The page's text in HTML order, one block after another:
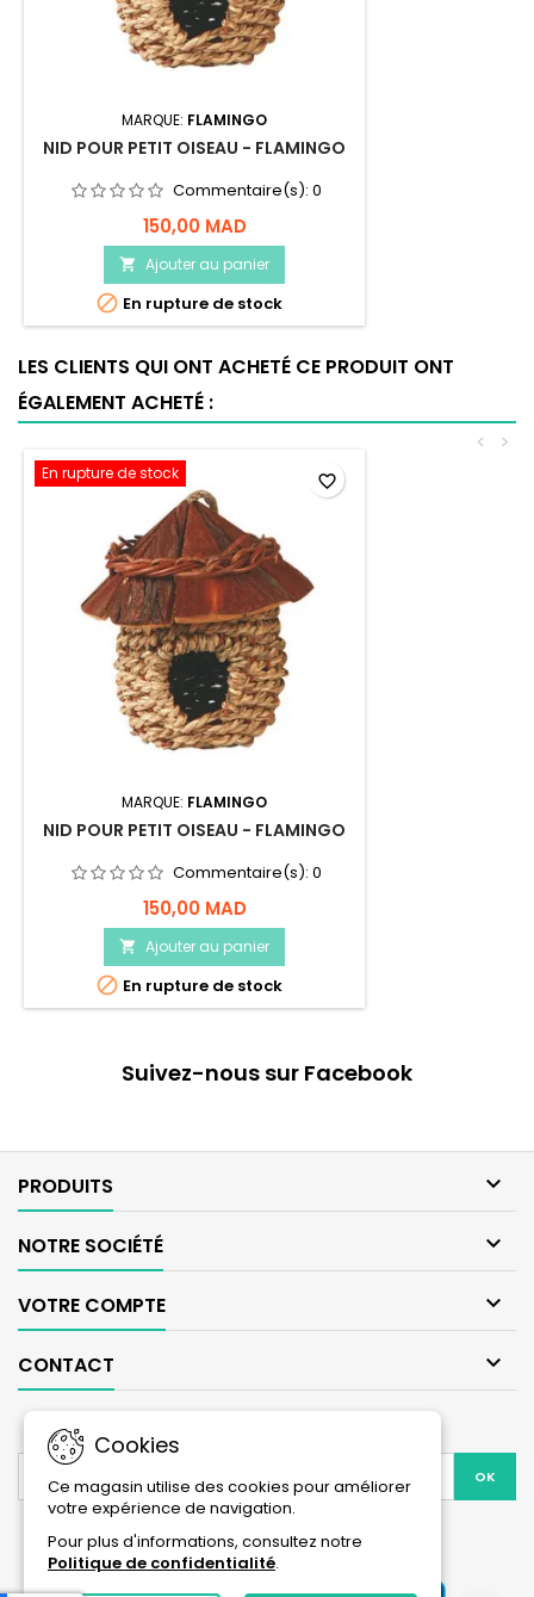
MARQUE: FLAMINGO
NID POUR PETIT OISEAU - FLAMINGO
Commentaire(s): 0
150,00 MAD
 Ajouter au panier
 En rupture de stock
LES CLIENTS QUI ONT ACHETÉ CE PRODUIT ONT
ÉGALEMENT ACHETÉ :
>
<
En rupture de stock
MARQUE: FLAMINGO
NID POUR PETIT OISEAU - FLAMINGO
Commentaire(s): 0
150,00 MAD
 Ajouter au panier
 En rupture de stock
favorite_border
Suivez-nous sur Facebook
PRODUITS 
NOTRE SOCIÉTÉ 
VOTRE COMPTE 
CONTACT 
Cookies
Ce magasin utilise des cookies pour améliorer
votre expérience de navigation.
Pour plus d'informations, consultez notre
Politique de confidentialité.
FacebookInstagram